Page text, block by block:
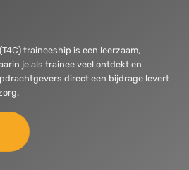
traineeship is een leerzaam,
je als trainee veel ontdekt en
direct een bijdrage levert